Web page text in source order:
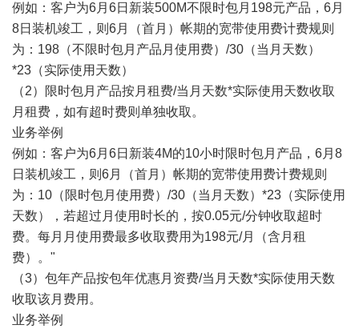
例如：客户为6月6日新装500M不限时包月198元产品，6月
8日装机竣工，则6月（首月）帐期的宽带使用费计费规则
为：198（不限时包月产品月使用费）/30（当月天数）
*23（实际使用天数）
（2）限时包月产品按月租费/当月天数*实际使用天数收取
月租费，如有超时费则单独收取。
业务举例
例如：客户为6月6日新装4M的10小时限时包月产品，6月8
日装机竣工，则6月（首月）帐期的宽带使用费计费规则
为：10（限时包月使用费）/30（当月天数）*23（实际使用
天数），若超过月使用时长的，按0.05元/分钟收取超时
费。每月月使用费最多收取费用为198元/月（含月租
费）。"
（3）包年产品按包年优惠月资费/当月天数*实际使用天数
收取该月费用。
业务举例